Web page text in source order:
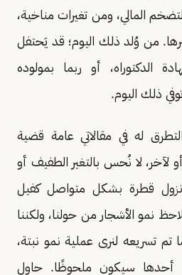
المالي، ومن تغيرات مناخية،
من وُلد ذلك اليوم؛ قد يَحتفل
الدكتوراه، أو ربما بمولوده
ذلك اليوم.
له في مقالاتي عامة قضية
لآخر، لا نُحس بالتغير الطفيف أو
قطرة بشكل متواصل كفيل
نمو الأشجار من حولنا، ولكننا
تم تسريعه لنرى عملية نمو نبتة،
سيكون ملحوظًا. حاول